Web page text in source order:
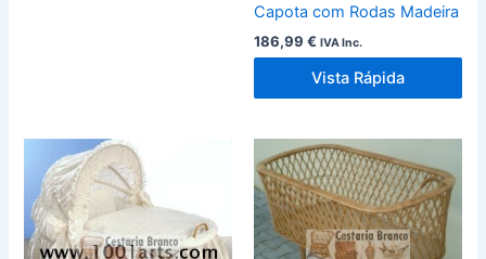
Capota com Rodas Madeira
186,99 € IVA Inc.
Vista Rápida